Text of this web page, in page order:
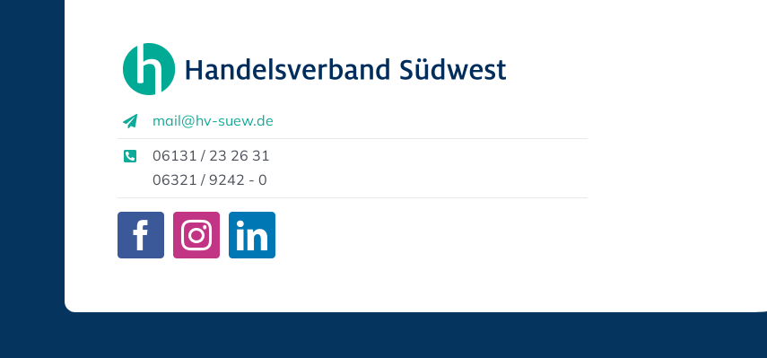
mail@hv-suew.de
06131 / 23 26 31
06321 / 9242 - 0